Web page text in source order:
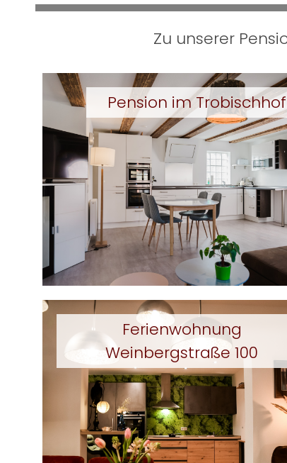
Zu unserer
Pension im Trobischhof
Ferienwohnung
Weinbergstraße 100